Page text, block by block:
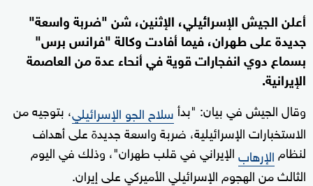
أعلن الجيش الإسرائيلي، الإثنين، شن "ضربة واسعة"
جديدة على طهران، فيما أفادت وكالة "فرانس برس"
بسماع دوي انفجارات قوية في أنحاء عدة من العاصمة
الإيرانية.
وقال الجيش في بيان: "بدأسلاح الجو الإسرائيلي، بتوجيه من
الاستخبارات الإسرائيلية، ضربة واسعة جديدة على أهداف
لنظام الإرهابالإيراني في قلب طهران"، وذلك في اليوم
الثالث من الهجوم الإسرائيلي الأميركي على إيران.